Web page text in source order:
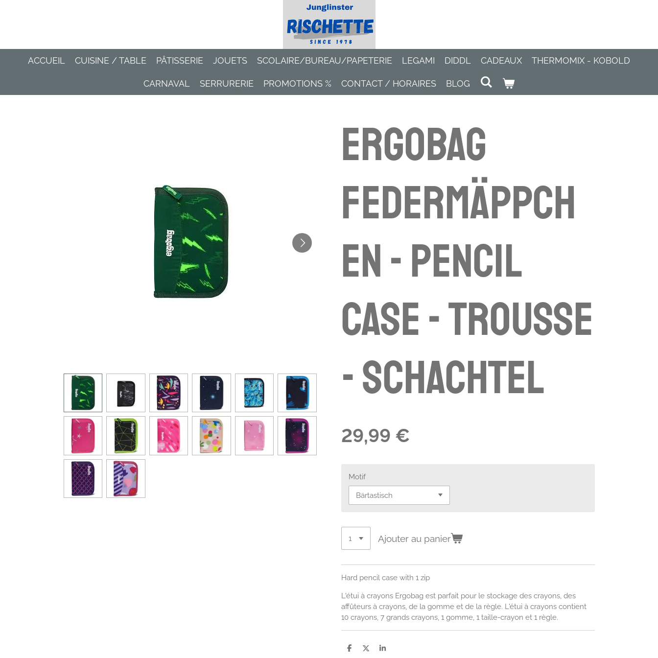
ACCUEIL CUISINE / TABLE PÂTISSERIE JOUETS SCOLAIRE/BUREAU/PAPETERIE LEGAMI DIDDL CADEAUX THERMOMIX - KOBOLD
CARNAVAL SERRURERIE PROMOTIONS % CONTACT / HORAIRES BLOG
Ergobag
Federmäppch
en - pencil
case - trousse
- Schachtel
29,99 €
Motif
Ajouter au panier
Hard pencil case with 1 zip
L'étui à crayons Ergobag est parfait pour le stockage des crayons, des
affûteurs à crayons, de la gomme et de la règle. L'étui à crayons contient
10 crayons, 7 grands crayons, 1 gomme, 1 taille-crayon et 1 règle.
P
P
P